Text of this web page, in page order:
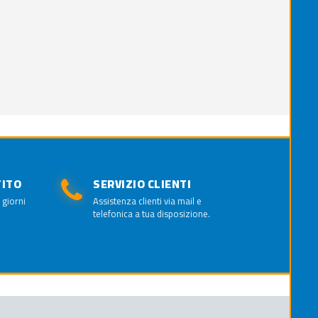
SERVIZIO CLIENTI
Assistenza clienti via mail e
telefonica a tua disposizione.